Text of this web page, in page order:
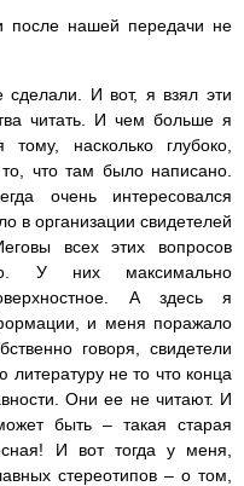
после нашей передачи не
И вот, я взял эти
читать. И чем больше я
насколько глубоко,
что там было написано.
очень интересовался
в организации свидетелей
всех этих вопросов
У них максимально
А здесь я
и меня поражало
говоря, свидетели
не то что конца
Они ее не читают. И
быть – такая старая
И вот тогда у меня,
стереотипов – о том,